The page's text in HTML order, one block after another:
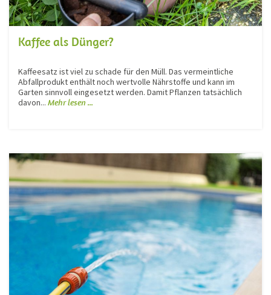
Kaffee als Dünger?
Kaffeesatz ist viel zu schade für den Müll. Das vermeintliche
Abfallprodukt enthält noch wertvolle Nährstoffe und kann im
Garten sinnvoll eingesetzt werden. Damit Pflanzen tatsächlich
davon... Mehr lesen ...